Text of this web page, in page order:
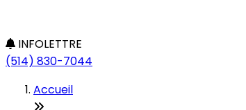
INFOLETTRE
(514) 830-7044
Accueil